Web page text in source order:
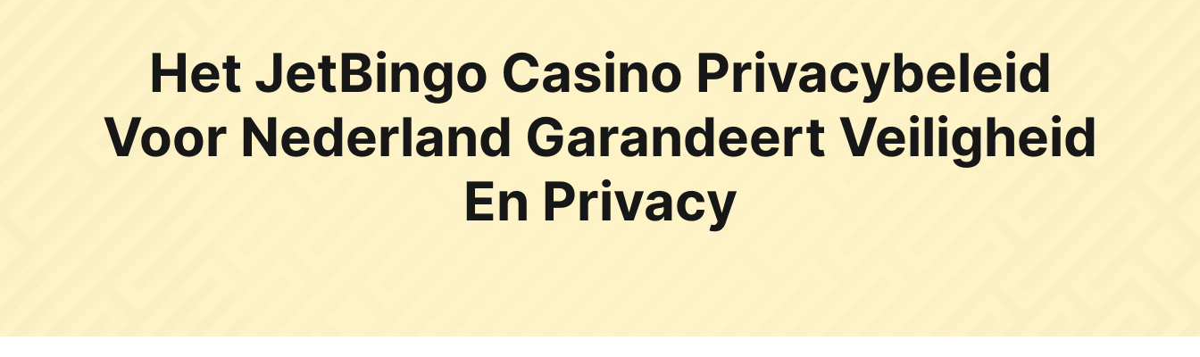
Het JetBingo Casino Privacybeleid
Voor Nederland Garandeert Veiligheid
En Privacy